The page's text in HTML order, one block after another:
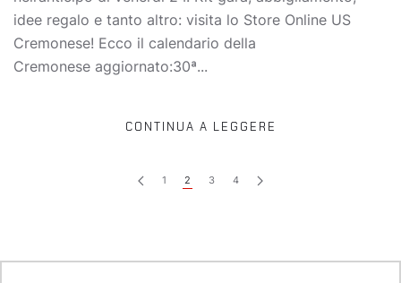
idee regalo e tanto altro: visita lo Store Online US
Cremonese! Ecco il calendario della
Cremonese aggiornato:30ª...
CONTINUA A LEGGERE
1 2 3 4